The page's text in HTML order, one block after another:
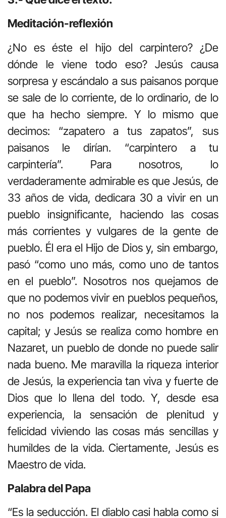
Meditación-reflexión
¿No es éste el hijo del carpintero? ¿De
dónde le viene todo eso? Jesús causa
sorpresa y escándalo a sus paisanos porque
se sale de lo corriente, de lo ordinario, de lo
que ha hecho siempre. Y lo mismo que
decimos: “zapatero a tus zapatos”, sus
paisanos le dirían. “carpintero a tu
carpintería”. Para nosotros, lo
verdaderamente admirable es que Jesús, de
33 años de vida, dedicara 30 a vivir en un
pueblo insignificante, haciendo las cosas
más corrientes y vulgares de la gente de
pueblo. Él era el Hijo de Dios y, sin embargo,
pasó “como uno más, como uno de tantos
en el pueblo”. Nosotros nos quejamos de
que no podemos vivir en pueblos pequeños,
no nos podemos realizar, necesitamos la
capital; y Jesús se realiza como hombre en
Nazaret, un pueblo de donde no puede salir
nada bueno. Me maravilla la riqueza interior
de Jesús, la experiencia tan viva y fuerte de
Dios que lo llena del todo. Y, desde esa
experiencia, la sensación de plenitud y
felicidad viviendo las cosas más sencillas y
humildes de la vida. Ciertamente, Jesús es
Maestro de vida.
Palabra del Papa
“Es la seducción. El diablo casi habla como si